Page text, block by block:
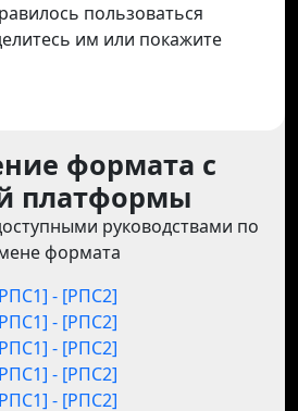
пользоваться
им или покажите
формата с
платформы
руководствами по
формата
- [РПС2]
- [РПС2]
- [РПС2]
- [РПС2]
- [РПС2]